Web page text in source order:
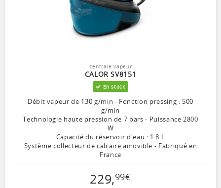
Centrale vapeur
CALOR SV8151
En stock
Débit vapeur de 130 g/min - Fonction pressing : 500
g/min
Technologie haute pression de 7 bars - Puissance 2800
W
Capacité du réservoir d'eau : 1.8 L
Système collecteur de calcaire amovible - Fabriqué en
France
229,99€